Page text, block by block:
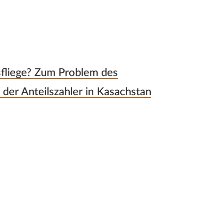
Zum Problem des
Anteilszahler in Kasachstan